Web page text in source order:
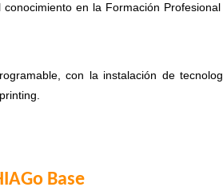
en la Formación
con la instalación de
Base